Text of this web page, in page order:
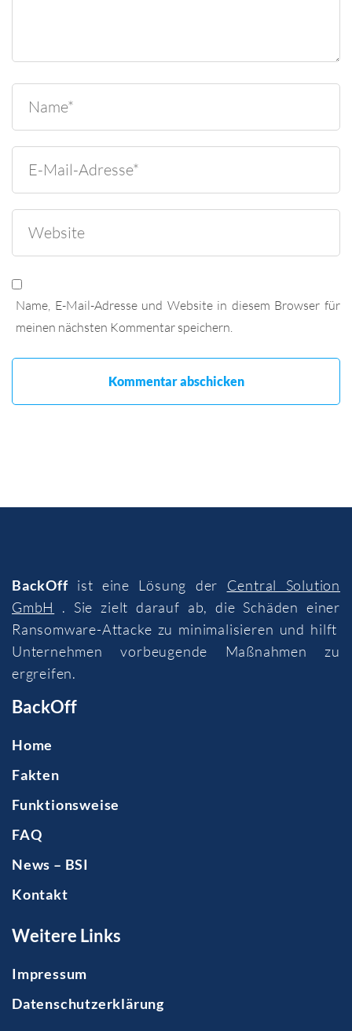
Name, E-Mail-Adresse und Website in diesem Browser für
meinen nächsten Kommentar speichern.
BackOffist eine Lösung der Central Solution
GmbH
. Sie zielt darauf ab, die Schäden einer
Ransomware-Attacke zu minimalisieren und hilft
Unternehmen vorbeugende Maßnahmen zu
ergreifen.
BackOff
Home
Fakten
Funktionsweise
FAQ
News – BSI
Kontakt
Weitere Links
Impressum
Datenschutzerklärung